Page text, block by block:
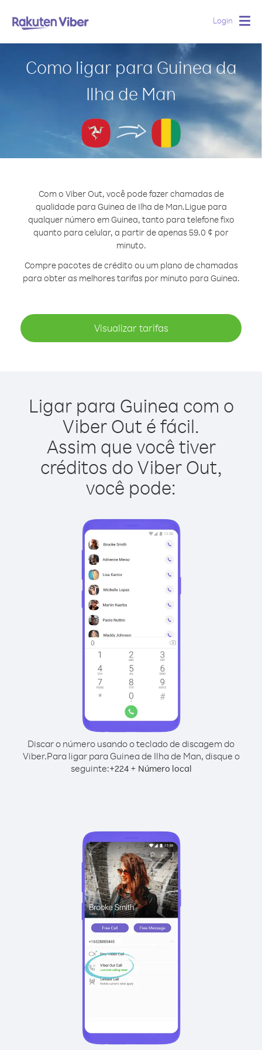
Login
Como ligar para Guinea da
Ilha de Man
Com o Viber Out, você pode fazer chamadas de
qualidade para Guinea de Ilha de Man.Ligue para
qualquer número em Guinea, tanto para telefone fixo
quanto para celular, a partir de apenas 59.0 ¢ por
minuto.
Compre pacotes de crédito ou um plano de chamadas
para obter as melhores tarifas por minuto para Guinea.
Visualizar tarifas
Ligar para Guinea com o
Viber Out é fácil.
Assim que você tiver
créditos do Viber Out,
você pode:
Discar o número usando o teclado de discagem do
Viber.Para ligar para Guinea de Ilha de Man, disque o
seguinte:+224+ Número local